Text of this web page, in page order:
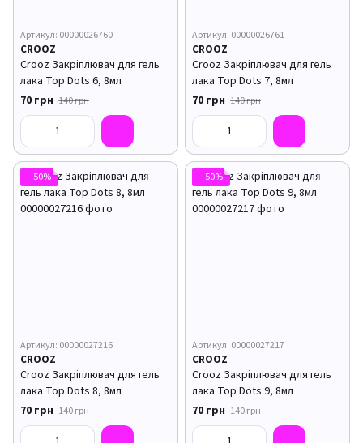
Артикул: 00000026760
CROOZ
Crooz Закріплювач для гель
лака Top Dots 6, 8мл
70 грн 140 грн
Артикул: 00000026761
CROOZ
Crooz Закріплювач для гель
лака Top Dots 7, 8мл
70 грн 140 грн
−50%
Артикул: 00000027216
CROOZ
Crooz Закріплювач для гель
лака Top Dots 8, 8мл
70 грн 140 грн
−50%
Артикул: 00000027217
CROOZ
Crooz Закріплювач для гель
лака Top Dots 9, 8мл
70 грн 140 грн